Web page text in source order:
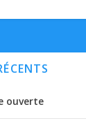
ouverte